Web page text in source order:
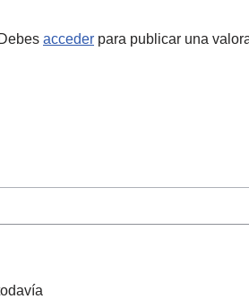
Debes acceder para publicar una